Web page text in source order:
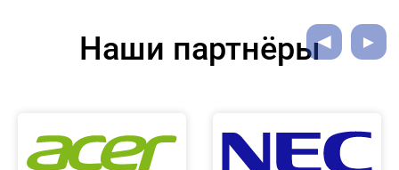
Наши партнёры